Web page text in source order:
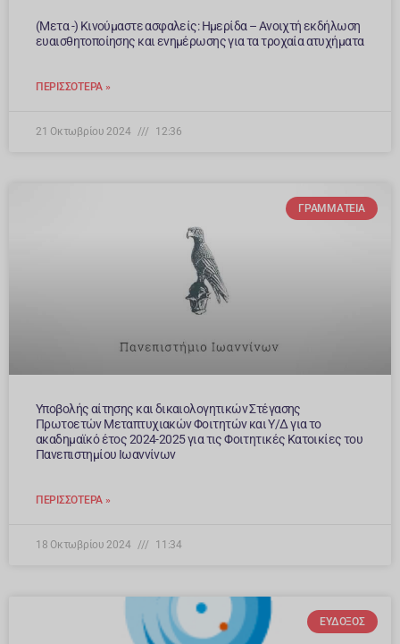
(Μετα -) Κινούμαστε ασφαλείς: Ημερίδα – Ανοιχτή εκδήλωση
ευαισθητοποίησης και ενημέρωσης για τα τροχαία ατυχήματα
ΠΕΡΙΣΣΌΤΕΡΑ »
21 Οκτωβρίου 2024 12:36
ΓΡΑΜΜΑΤΕΊΑ
Υποβολής αίτησης και δικαιολογητικών Στέγασης
Πρωτοετών Μεταπτυχιακών Φοιτητών και Υ/Δ για το
ακαδημαϊκό έτος 2024-2025 για τις Φοιτητικές Κατοικίες του
Πανεπιστημίου Ιωαννίνων
ΠΕΡΙΣΣΌΤΕΡΑ »
18 Οκτωβρίου 2024 11:34
ΕΥΔΟΞΟΣ